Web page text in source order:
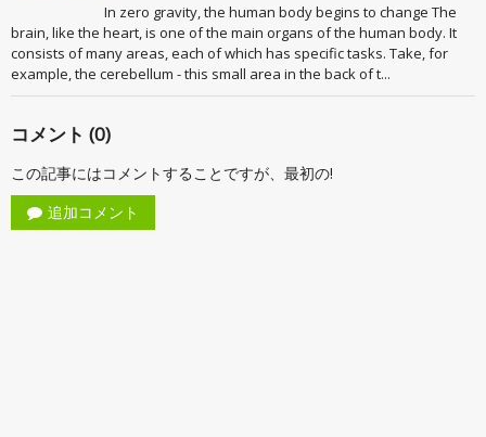
In zero gravity, the human body begins to change The
brain, like the heart, is one of the main organs of the human body. It
consists of many areas, each of which has specific tasks. Take, for
example, the cerebellum - this small area in the back of t...
コメント (0)
この記事にはコメントすることですが、最初の!
追加コメント